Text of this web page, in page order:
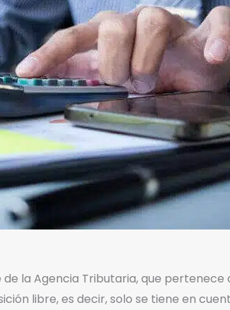
la Agencia Tributaria, que pertenece
libre, es decir, solo se tiene en